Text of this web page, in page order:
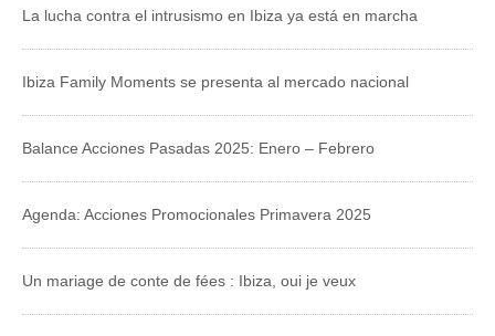
La lucha contra el intrusismo en Ibiza ya está en marcha
Ibiza Family Moments se presenta al mercado nacional
Balance Acciones Pasadas 2025: Enero – Febrero
Agenda: Acciones Promocionales Primavera 2025
Un mariage de conte de fées : Ibiza, oui je veux